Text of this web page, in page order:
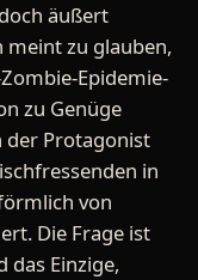
äußert
zu glauben,
Epidemie-
zu Genüge
der Protagonist
in
von
Die Frage ist
das Einzige,